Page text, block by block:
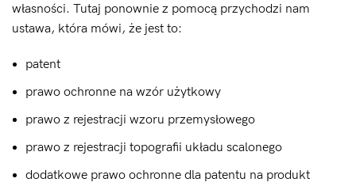
własności. Tutaj ponownie z pomocą przychodzi nam
ustawa, która mówi, że jest to:
patent
prawo ochronne na wzór użytkowy
prawo z rejestracji wzoru przemysłowego
prawo z rejestracji topografii układu scalonego
dodatkowe prawo ochronne dla patentu na produkt